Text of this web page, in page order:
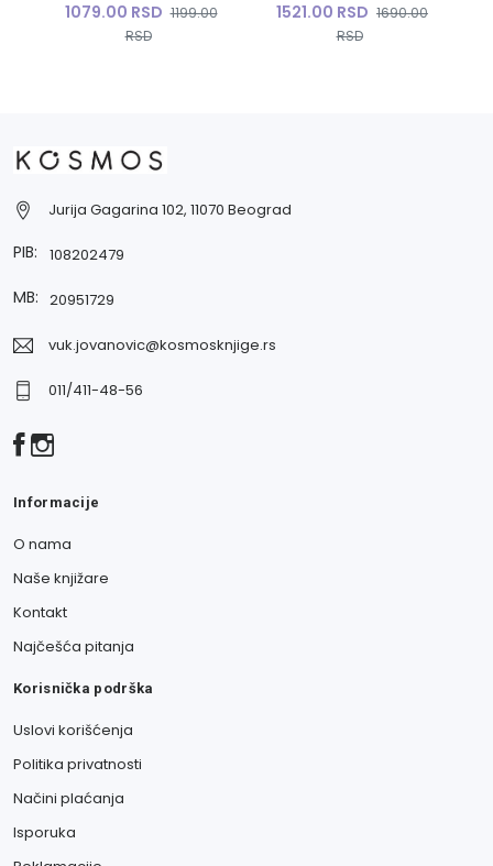
1079.00 RSD 1199.00
RSD
1521.00 RSD 1690.00
RSD
Jurija Gagarina 102, 11070 Beograd
PIB: 108202479
MB: 20951729
vuk.jovanovic@kosmosknjige.rs
011/411-48-56
Informacije
O nama
Naše knjižare
Kontakt
Najčešća pitanja
Korisnička podrška
Uslovi korišćenja
Politika privatnosti
Načini plaćanja
Isporuka